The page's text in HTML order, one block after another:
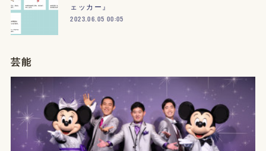
ェッカー』
2023.06.05 00:05
芸能